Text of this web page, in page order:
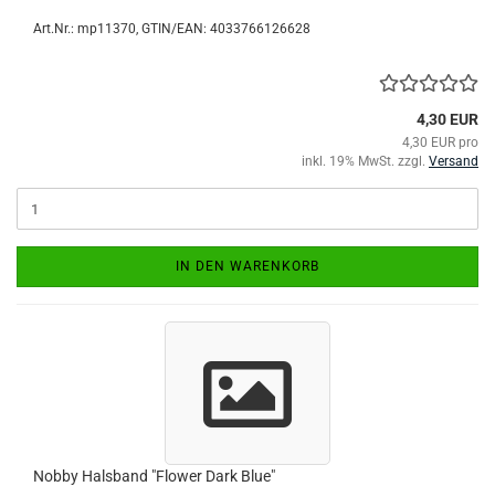
Art.Nr.: mp11370 GTIN/EAN: 4033766126628
4,30 EUR
4,30 EUR pro
inkl. 19% MwSt. zzgl. Versand
IN DEN WARENKORB
Nobby Halsband "Flower Dark Blue"